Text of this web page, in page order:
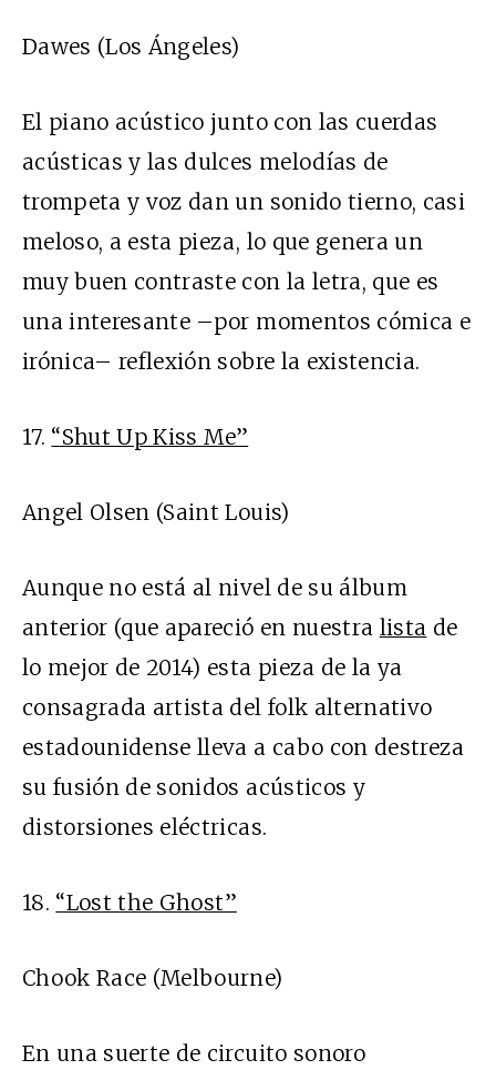
Dawes (Los Ángeles)
El piano acústico junto con las cuerdas
acústicas y las dulces melodías de
trompeta y voz dan un sonido tierno, casi
meloso, a esta pieza, lo que genera un
muy buen contraste con la letra, que es
una interesante –por momentos cómica e
irónica– reflexión sobre la existencia.
17. “Shut Up Kiss Me”
Angel Olsen (Saint Louis)
Aunque no está al nivel de su álbum
anterior (que apareció en nuestra lista de
lo mejor de 2014) esta pieza de la ya
consagrada artista del folk alternativo
estadounidense lleva a cabo con destreza
su fusión de sonidos acústicos y
distorsiones eléctricas.
18. “Lost the Ghost”
Chook Race (Melbourne)
En una suerte de circuito sonoro